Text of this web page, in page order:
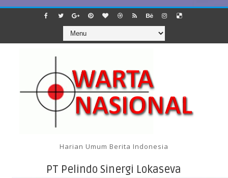
Harian Umum Berita Indonesia
PT Pelindo Sinergi Lokaseva